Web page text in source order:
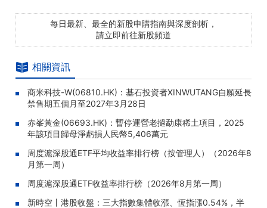
每日最新、最全的新股申購指南與深度剖析，
請立即前往新股頻道
相關資訊
商米科技-W(06810.HK)：基石投資者XINWUTANG自願延長
禁售期五個月至2027年3月28日
赤峯黃金(06693.HK)：暫停運營老撾勐康稀土項目，2025
年該項目歸母淨虧損人民幣5,406萬元
周度滬深股通ETF平均收益率排行榜（按管理人）（2026年8
月第一周）
周度滬深股通ETF收益率排行榜（2026年8月第一周）
新時空丨港股收盤：三大指數集體收漲、恆指漲0.54%，半